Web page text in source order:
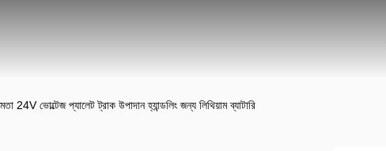
24V ভোল্টেজ প্যালেট ট্রাক উপাদান হ্যান্ডলিং জন্য লিথিয়াম ব্যাটারি